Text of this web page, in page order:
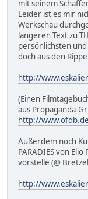
mit seinem
Leider ist es mir
Werkschau
längeren Text zu
persönlichsten
doch aus den
http://
(Einen
aus Propaganda-
http://
Außerdem noch
PARADIES von
vorstelle (@
http://